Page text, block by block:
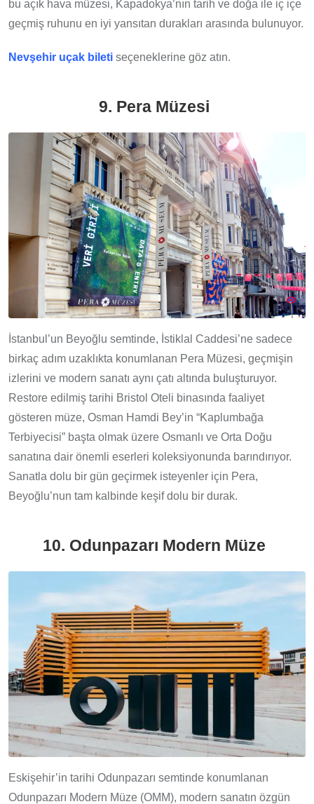
bu açık hava müzesi, Kapadokya’nın tarih ve doğa ile iç içe
geçmiş ruhunu en iyi yansıtan durakları arasında bulunuyor.
Nevşehir uçak bileti seçeneklerine göz atın.
9. Pera Müzesi
İstanbul’un Beyoğlu semtinde, İstiklal Caddesi’ne sadece
birkaç adım uzaklıkta konumlanan Pera Müzesi, geçmişin
izlerini ve modern sanatı aynı çatı altında buluşturuyor.
Restore edilmiş tarihi Bristol Oteli binasında faaliyet
gösteren müze, Osman Hamdi Bey’in “Kaplumbağa
Terbiyecisi” başta olmak üzere Osmanlı ve Orta Doğu
sanatına dair önemli eserleri koleksiyonunda barındırıyor.
Sanatla dolu bir gün geçirmek isteyenler için Pera,
Beyoğlu’nun tam kalbinde keşif dolu bir durak.
10. Odunpazarı Modern Müze
Eskişehir’in tarihi Odunpazarı semtinde konumlanan
Odunpazarı Modern Müze (OMM), modern sanatın özgün